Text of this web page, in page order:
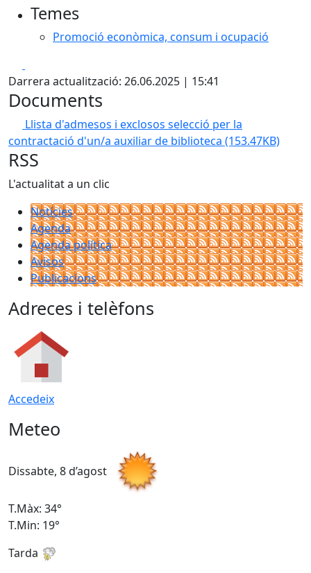
Temes
Promoció econòmica, consum i ocupació
Darrera actualització: 26.06.2025 | 15:41
Documents
Llista d'admesos i exclosos selecció per la
contractació d'un/a auxiliar de biblioteca (153.47KB)
RSS
L'actualitat a un clic
Notícies
Agenda
Agenda política
Avisos
Publicacions
Adreces i telèfons
Accedeix
Meteo
Dissabte, 8 d’agost
T.Màx: 34°
T.Min: 19°
Tarda